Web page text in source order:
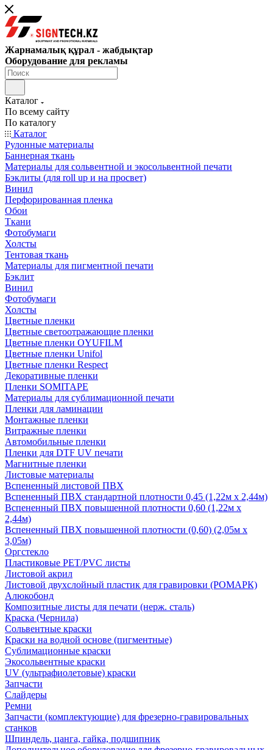
Жарнамалық құрал - жабдықтар
Оборудование для рекламы
Каталог
По всему сайту
По каталогу
Каталог
Рулонные материалы
Баннерная ткань
Материалы для сольвентной и экосольвентной печати
Бэклиты (для roll up и на просвет)
Винил
Перфорированная пленка
Обои
Ткани
Фотобумаги
Холсты
Тентовая ткань
Материалы для пигментной печати
Бэклит
Винил
Фотобумаги
Холсты
Цветные пленки
Цветные светоотражающие пленки
Цветные пленки OYUFILM
Цветные пленки Unifol
Цветные пленки Respect
Декоративные пленки
Пленки SOMITAPE
Материалы для сублимационной печати
Пленки для ламинации
Монтажные пленки
Витражные пленки
Автомобильные пленки
Пленки для DTF UV печати
Магнитные пленки
Листовые материалы
Вспененный листовой ПВХ
Вспененный ПВХ стандартной плотности 0,45 (1,22м х 2,44м)
Вспененный ПВХ повышенной плотности 0,60 (1,22м х
2,44м)
Вспененный ПВХ повышенной плотности (0,60) (2,05м х
3,05м)
Оргстекло
Пластиковые PET/PVC листы
Листовой акрил
Листовой двухслойный пластик для гравировки (РОМАРК)
Алюкобонд
Композитные листы для печати (нерж. сталь)
Краска (Чернила)
Сольвентные краски
Краски на водной основе (пигментные)
Сублимационные краски
Экосольвентные краски
UV (ультрафиолетовые) краски
Запчасти
Слайдеры
Ремни
Запчасти (комплектующие) для фрезерно-гравировальных
станков
Шпиндель, цанга, гайка, подшипник